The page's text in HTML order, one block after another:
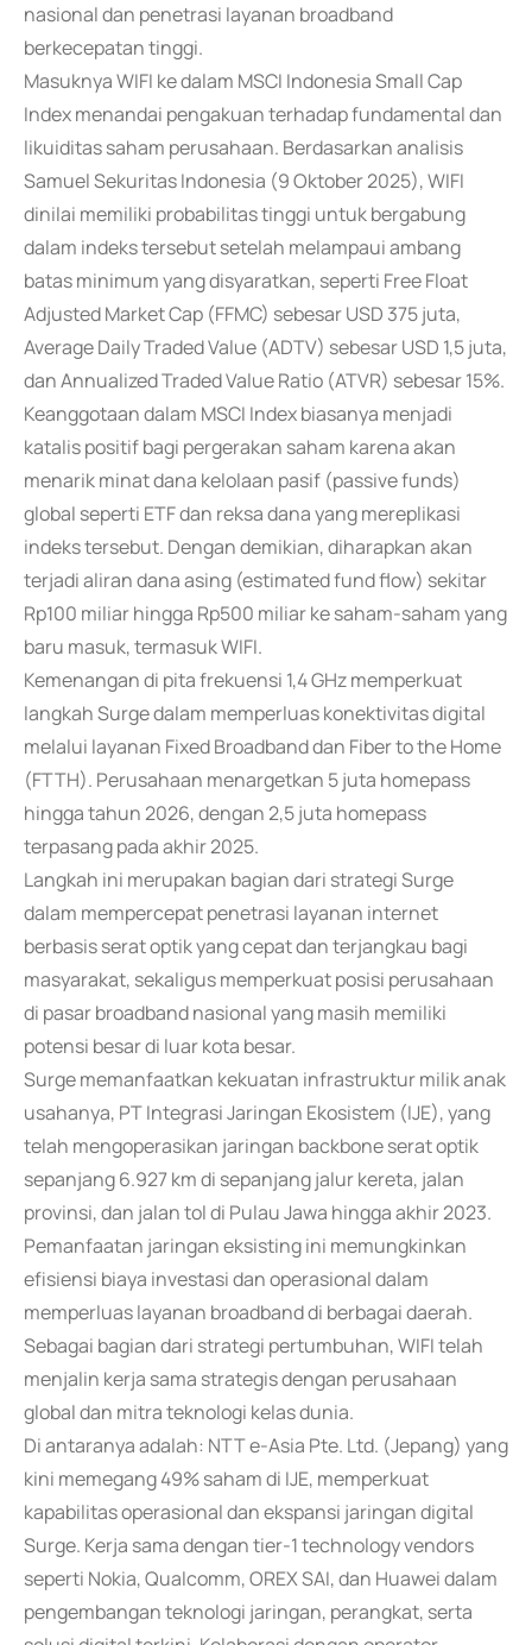
nasional dan penetrasi layanan broadband
berkecepatan tinggi.
Masuknya WIFI ke dalam MSCI Indonesia Small Cap
Index menandai pengakuan terhadap fundamental dan
likuiditas saham perusahaan. Berdasarkan analisis
Samuel Sekuritas Indonesia (9 Oktober 2025), WIFI
dinilai memiliki probabilitas tinggi untuk bergabung
dalam indeks tersebut setelah melampaui ambang
batas minimum yang disyaratkan, seperti Free Float
Adjusted Market Cap (FFMC) sebesar USD 375 juta,
Average Daily Traded Value (ADTV) sebesar USD 1,5 juta,
dan Annualized Traded Value Ratio (ATVR) sebesar 15%.
Keanggotaan dalam MSCI Index biasanya menjadi
katalis positif bagi pergerakan saham karena akan
menarik minat dana kelolaan pasif (passive funds)
global seperti ETF dan reksa dana yang mereplikasi
indeks tersebut. Dengan demikian, diharapkan akan
terjadi aliran dana asing (estimated fund flow) sekitar
Rp100 miliar hingga Rp500 miliar ke saham-saham yang
baru masuk, termasuk WIFI.
Kemenangan di pita frekuensi 1,4 GHz memperkuat
langkah Surge dalam memperluas konektivitas digital
melalui layanan Fixed Broadband dan Fiber to the Home
(FTTH). Perusahaan menargetkan 5 juta homepass
hingga tahun 2026, dengan 2,5 juta homepass
terpasang pada akhir 2025.
Langkah ini merupakan bagian dari strategi Surge
dalam mempercepat penetrasi layanan internet
berbasis serat optik yang cepat dan terjangkau bagi
masyarakat, sekaligus memperkuat posisi perusahaan
di pasar broadband nasional yang masih memiliki
potensi besar di luar kota besar.
Surge memanfaatkan kekuatan infrastruktur milik anak
usahanya, PT Integrasi Jaringan Ekosistem (IJE), yang
telah mengoperasikan jaringan backbone serat optik
sepanjang 6.927 km di sepanjang jalur kereta, jalan
provinsi, dan jalan tol di Pulau Jawa hingga akhir 2023.
Pemanfaatan jaringan eksisting ini memungkinkan
efisiensi biaya investasi dan operasional dalam
memperluas layanan broadband di berbagai daerah.
Sebagai bagian dari strategi pertumbuhan, WIFI telah
menjalin kerja sama strategis dengan perusahaan
global dan mitra teknologi kelas dunia.
Di antaranya adalah: NTT e-Asia Pte. Ltd. (Jepang) yang
kini memegang 49% saham di IJE, memperkuat
kapabilitas operasional dan ekspansi jaringan digital
Surge. Kerja sama dengan tier-1 technology vendors
seperti Nokia, Qualcomm, OREX SAI, dan Huawei dalam
pengembangan teknologi jaringan, perangkat, serta